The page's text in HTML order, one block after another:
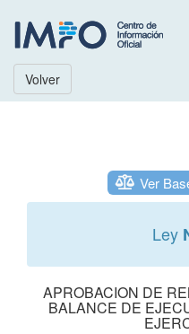
Volver
Ver
Ley
APROBACION DE
BALANCE DE